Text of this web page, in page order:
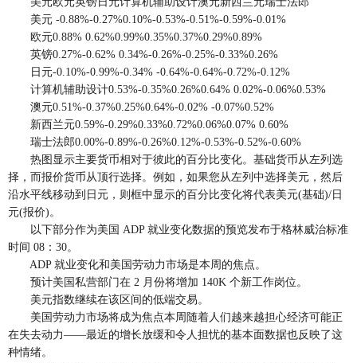
美元 -0.88%-0.27%0.10%-0.53%-0.51%-0.59%-0.01%
欧元0.88% 0.62%0.99%0.35%0.37%0.29%0.89%
英镑0.27%-0.62% 0.34%-0.26%-0.25%-0.33%0.26%
日元-0.10%-0.99%-0.34% -0.64%-0.64%-0.72%-0.12%
计算机辅助设计0.53%-0.35%0.26%0.64% 0.02%-0.06%0.53%
澳元0.51%-0.37%0.25%0.64%-0.02% -0.07%0.52%
新西兰元0.59%-0.29%0.33%0.72%0.06%0.07% 0.60%
瑞士法郎0.00%-0.89%-0.26%0.12%-0.53%-0.52%-0.60%
热图显示主要货币相对于彼此的百分比变化。基础货币从左列选
择，而报价货币从顶行选择。例如，如果您从左列中选择美元，然后
沿水平线移动到日元，则框中显示的百分比变化将代表美元(基础)/日
元(报价)。
以下部分作为美国 ADP 就业变化数据的预览发布于格林威治标准
时间 08：30。
ADP 就业变化和美国劳动力市场是本周的焦点。
预计美国私营部门在 2 月份将增加 140K 个新工作岗位。
美元指数继续在该区间的低端交易。
美国劳动力市场将成为焦点本周随着人们越来越担心经济可能正
在失去动力——最近的增长放缓和令人担忧的基本面数据也反映了这
种情绪。